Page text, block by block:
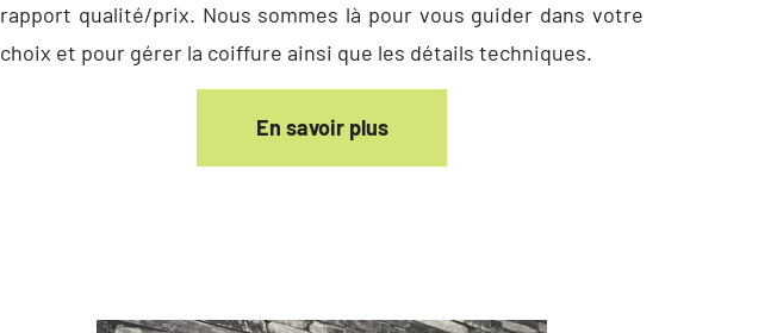
rapport qualité/prix. Nous sommes là pour vous guider dans votre
choix et pour gérer la coiffure ainsi que les détails techniques.
En savoir plus